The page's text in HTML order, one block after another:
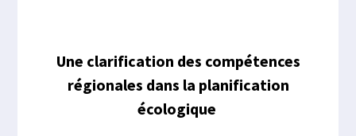
Une clarification des compétences
régionales dans la planification
écologique